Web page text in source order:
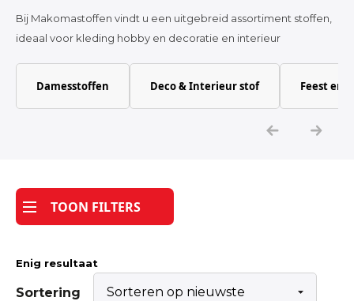
Katoen
Tijdpakker stof
Bij Makomastoffen vindt u een uitgebreid assortiment stoffen,
ideaal voor kleding hobby en decoratie en interieur
Damesstoffen Deco & Interieur stof Feest en
TOON FILTERS
Enig resultaat
Sortering